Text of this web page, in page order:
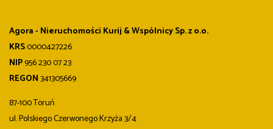
Agora - Nieruchomości Kurij & Wspólnicy Sp. z o.o.
KRS0000427226
NIP956 230 07 23
REGON341305669
87-100 Toruń
ul. Polskiego Czerwonego Krzyża 3/4